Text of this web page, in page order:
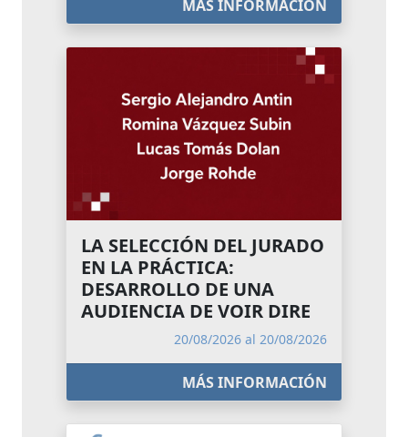
MÁS INFORMACIÓN
LA SELECCIÓN DEL JURADO
EN LA PRÁCTICA:
DESARROLLO DE UNA
AUDIENCIA DE VOIR DIRE
20/08/2026 al 20/08/2026
MÁS INFORMACIÓN